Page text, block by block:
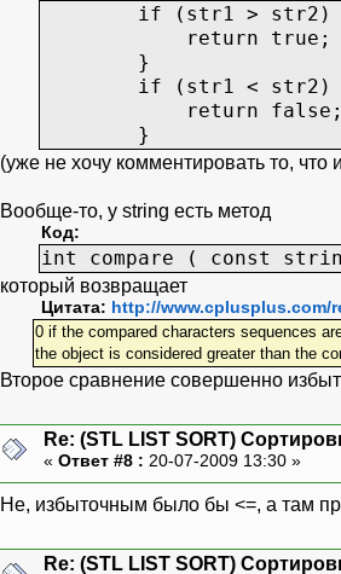
if (str1 > str2)
return true; //
}
if (str1 < str2)
return false; //
}
(уже не хочу комментировать то, что
Вообще-то, у string есть метод
Код:
int compare ( const
который возвращает
Цитата: http://www.cplusplus.com/
0 if the compared characters sequences
the object is considered greater than the
Второе сравнение совершенно
Re: (STL LIST SORT)
« Ответ #8 : 20-07-2009 13:30 »
Не, избыточным было бы <=, а там
Re: (STL LIST SORT)